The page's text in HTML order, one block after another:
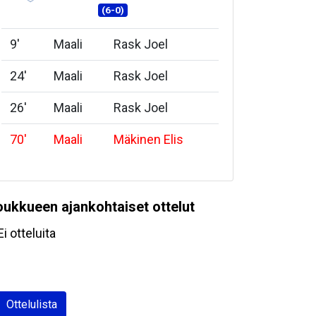
(6-0)
9' Maali Rask Joel
24' Maali Rask Joel
26' Maali Rask Joel
70' Maali Mäkinen Elis
ajankohtaiset ottelut
otteluita
Ottelulista